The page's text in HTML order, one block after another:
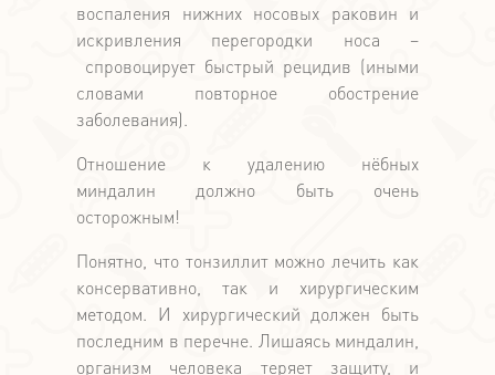
воспаления нижних носовых раковин и
искривления перегородки носа –
спровоцирует быстрый рецидив (иными
словами повторное обострение
заболевания).
Отношение к удалению нёбных
миндалин должно быть очень
осторожным!
Понятно, что тонзиллит можно лечить как
консервативно, так и хирургическим
методом. И хирургический должен быть
последним в перечне. Лишаясь миндалин,
организм человека теряет защиту, и